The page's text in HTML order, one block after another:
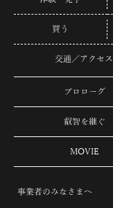
買う
交通／アクセス
プロローグ
叡智を継ぐ
MOVIE
事業者のみなさまへ